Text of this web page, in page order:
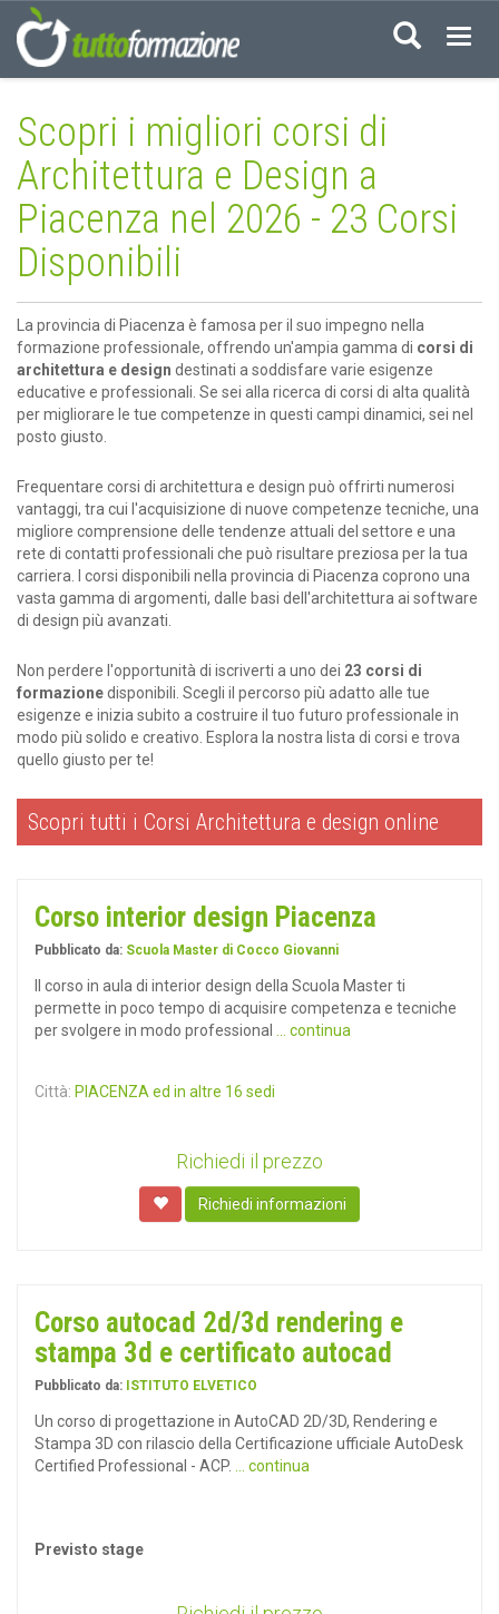
Scopri i migliori corsi di
Architettura e Design a
Piacenza nel 2026 - 23 Corsi
Disponibili
La provincia di Piacenza è famosa per il suo impegno nella
formazione professionale, offrendo un'ampia gamma di corsi di
architettura e design destinati a soddisfare varie esigenze
educative e professionali. Se sei alla ricerca di corsi di alta qualità
per migliorare le tue competenze in questi campi dinamici, sei nel
posto giusto.
Frequentare corsi di architettura e design può offrirti numerosi
vantaggi, tra cui l'acquisizione di nuove competenze tecniche, una
migliore comprensione delle tendenze attuali del settore e una
rete di contatti professionali che può risultare preziosa per la tua
carriera. I corsi disponibili nella provincia di Piacenza coprono una
vasta gamma di argomenti, dalle basi dell'architettura ai software
di design più avanzati.
Non perdere l'opportunità di iscriverti a uno dei 23 corsi di
formazionedisponibili. Scegli il percorso più adatto alle tue
esigenze e inizia subito a costruire il tuo futuro professionale in
modo più solido e creativo. Esplora la nostra lista di corsi e trova
quello giusto per te!
Scopri tutti i Corsi Architettura e design online
Corso interior design Piacenza
Pubblicato da: Scuola Master di Cocco Giovanni
Il corso in aula di interior design della Scuola Master ti
permette in poco tempo di acquisire competenza e tecniche
per svolgere in modo professional
... continua
Città: PIACENZA ed in altre 16 sedi
Richiedi il prezzo
Richiedi informazioni
Corso autocad 2d/3d rendering e
stampa 3d e certificato autocad
Pubblicato da: ISTITUTO ELVETICO
Un corso di progettazione in AutoCAD 2D/3D, Rendering e
Stampa 3D con rilascio della Certificazione ufficiale AutoDesk
Certified Professional - ACP.
... continua
Previsto stage